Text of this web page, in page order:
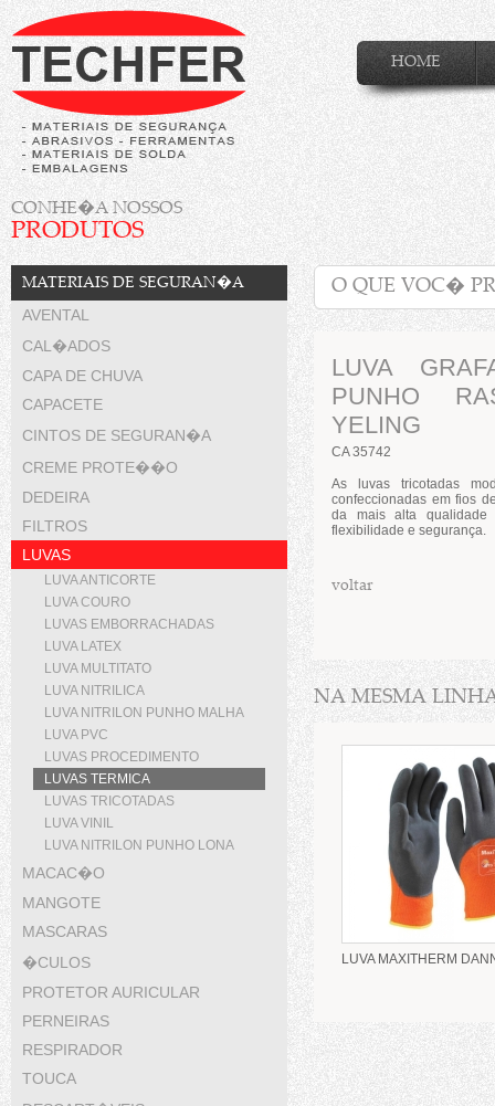
HOME
CONHE�A NOSSOS
PRODUTOS
MATERIAIS DE SEGURAN�A
AVENTAL
CAL�ADOS
CAPA DE CHUVA
CAPACETE
CINTOS DE SEGURAN�A
CREME PROTE��O
DEDEIRA
FILTROS
LUVAS
LUVA ANTICORTE
LUVA COURO
LUVAS EMBORRACHADAS
LUVA LATEX
LUVA MULTITATO
LUVA NITRILICA
LUVA NITRILON PUNHO MALHA
LUVA PVC
LUVAS PROCEDIMENTO
LUVAS TERMICA
LUVAS TRICOTADAS
LUVA VINIL
LUVA NITRILON PUNHO LONA
MACAC�O
MANGOTE
MASCARAS
�CULOS
PROTETOR AURICULAR
PERNEIRAS
RESPIRADOR
TOUCA
LUVA
PUNHO
YELING
CA 35742
As luvas tricotadas
confeccionadas em fios
da mais alta qualidade
flexibilidade e segurança.
voltar
NA MESMA
LUVA MAXITHERM